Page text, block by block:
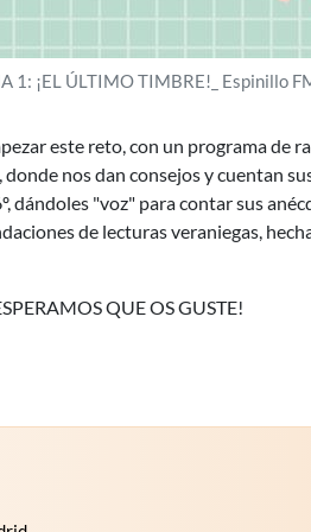
1: ¡EL ÚLTIMO TIMBRE!_ Espinillo
este reto, con un programa de
nos dan consejos y cuentan
"voz" para contar sus
de lecturas veraniegas,
QUE OS GUSTE!